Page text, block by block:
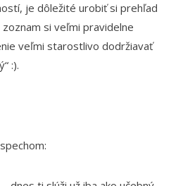
je dôležité urobiť si prehľad
si veľmi pravidelne
veľmi starostlivo dodržiavať
:).